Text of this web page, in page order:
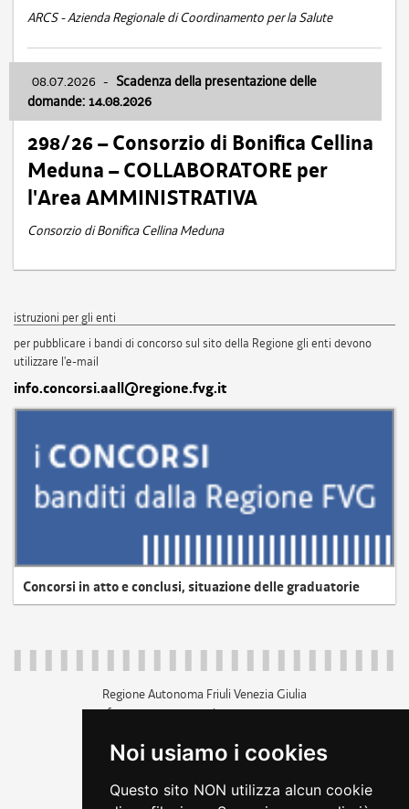
Noi usiamo i cookies
Questo sito NON utilizza alcun cookie
ARCS - Azienda Regionale di Coordinamento per la Salute
08.07.2026 - Scadenza della presentazione delle
domande: 14.08.2026
298/26 – Consorzio di Bonifica Cellina
Meduna – COLLABORATORE per
l'Area AMMINISTRATIVA
Consorzio di Bonifica Cellina Meduna
istruzioni per gli enti
per pubblicare i bandi di concorso sul sito della Regione gli enti devono
utilizzare l'e-mail
info.concorsi.aall@regione.fvg.it
Concorsi in atto e conclusi, situazione delle graduatorie
Regione Autonoma Friuli Venezia Giulia
c.f. 80014930327; p.iva 00526040324
+39 040 3771111